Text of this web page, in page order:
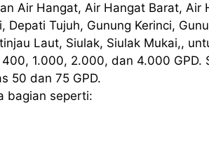
Air Hangat, Air Hangat Barat, Air
Depati Tujuh, Gunung Kerinci,
Laut, Siulak, Siulak Mukai,,
1.000, 2.000, dan 4.000 GPD.
50 dan 75 GPD.
bagian seperti: